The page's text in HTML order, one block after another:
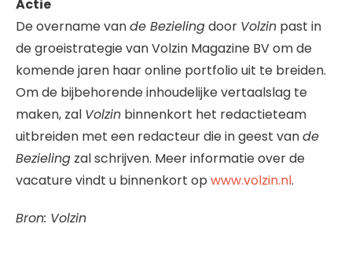
Actie
De overname vande Bezielingdoor Volzin past in
de groeistrategie van Volzin Magazine BV om de
komende jaren haar online portfolio uit te breiden.
Om de bijbehorende inhoudelijke vertaalslag te
maken, zal Volzin binnenkort het redactieteam
uitbreiden met een redacteur die in geest vande
Bezieling zal schrijven. Meer informatie over de
vacature vindt u binnenkort op www.volzin.nl.
Bron: Volzin